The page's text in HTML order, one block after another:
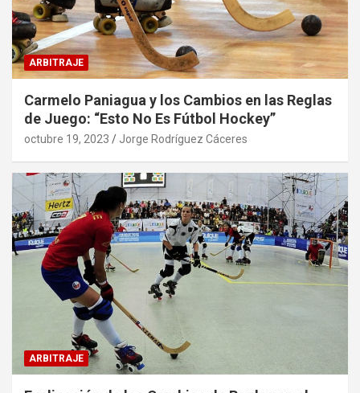
ARBITRAJE
Carmelo Paniagua y los Cambios en las Reglas
de Juego: “Esto No Es Fútbol Hockey”
octubre 19, 2023 Jorge Rodríguez Cáceres
ARBITRAJE